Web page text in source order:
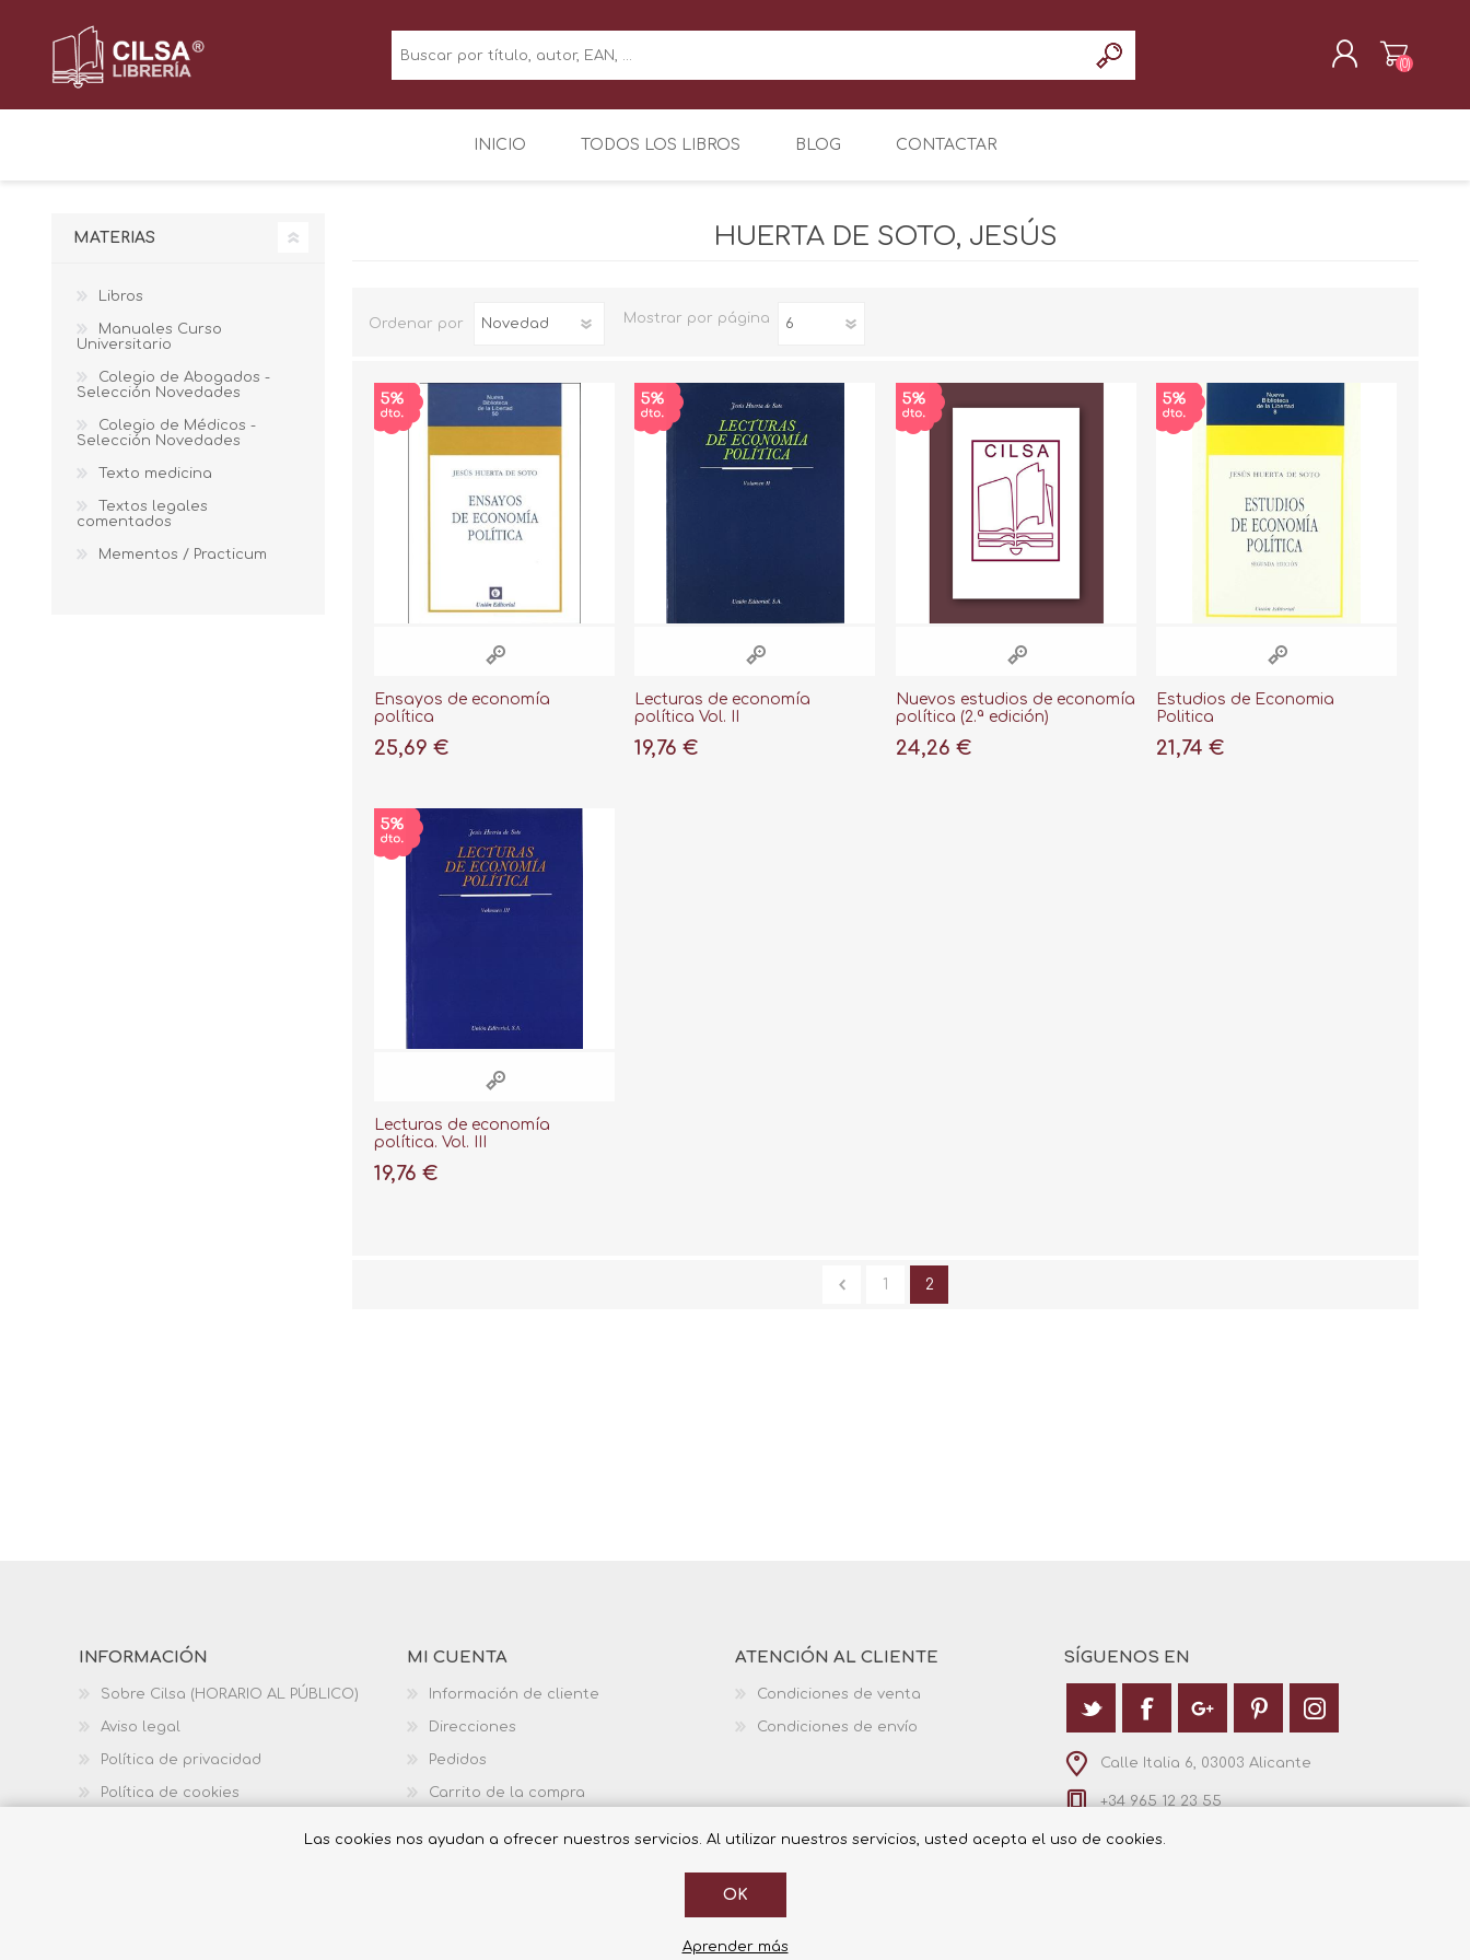
(0)
INICIO TODOS LOS LIBROS BLOG CONTACTAR
HUERTA DE SOTO, JESÚS
Ordenar por Mostrar por página
Ensayos de economía
política
25,69 €
Lecturas de economía
política Vol. II
19,76 €
Nuevos estudios de economía
política (2.ª edición)
24,26 €
Estudios de Economia
Politica
21,74 €
Lecturas de economía
política. Vol. III
19,76 €
1 2
MATERIAS
Libros
Manuales Curso
Universitario
Colegio de Abogados -
Selección Novedades
Colegio de Médicos -
Selección Novedades
Texto medicina
Textos legales
comentados
Mementos / Practicum
INFORMACIÓN
Sobre Cilsa (HORARIO AL PÚBLICO)
Aviso legal
Política de privacidad
Política de cookies
MI CUENTA
Información de cliente
Direcciones
Pedidos
Carrito de la compra
ATENCIÓN AL CLIENTE
Condiciones de venta
Condiciones de envío
SÍGUENOS EN
Calle Italia 6, 03003 Alicante
+34 965 12 23 55
Las cookies nos ayudan a ofrecer nuestros servicios. Al utilizar nuestros servicios, usted acepta el uso de cookies.
OK
Aprender más